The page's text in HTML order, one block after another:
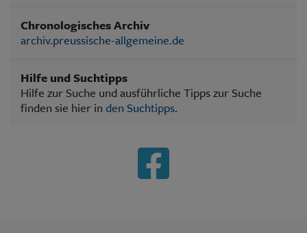
Chronologisches Archiv
archiv.preussische-allgemeine.de
Hilfe und Suchtipps
Hilfe zur Suche und ausführliche Tipps zur Suche
finden sie hier in den Suchtipps.